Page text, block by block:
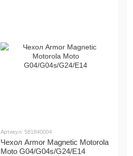
Артикул: 581840004
Чехол Armor Magnetic Motorola
Moto G04/G04s/G24/E14